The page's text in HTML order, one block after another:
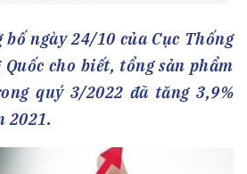
bố ngày 24/10 của Cục Thống
cho biết, tổng sản phẩm
quý 3/2022 đã tăng 3,9%
2021.